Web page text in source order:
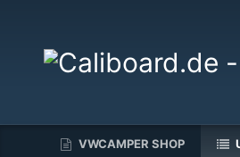
VWCAMPER SHOP